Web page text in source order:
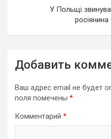
У Польщі
Добавить
Ваш адрес email не будет
поля помечены *
Комментарий *